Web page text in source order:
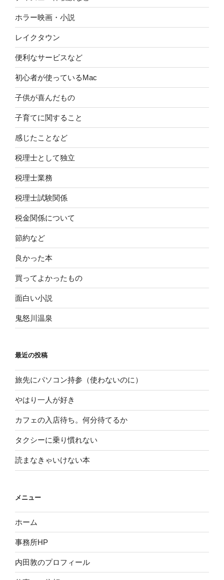
ホラー映画・小説
レイクタウン
便利なサービスなど
初心者が使っているMac
子供が喜んだもの
子育てに関すること
感じたことなど
税理士として独立
税理士業務
税理士試験関係
税金関係について
節約など
良かった本
買ってよかったもの
面白い小説
鬼怒川温泉
最近の投稿
旅先にパソコン持参（使わないのに）
やはり一人が好き
カフェの入店待ち。何分待てるか
タクシーに乗り慣れない
読まなきゃいけない本
メニュー
ホーム
事務所HP
内田敦のプロフィール